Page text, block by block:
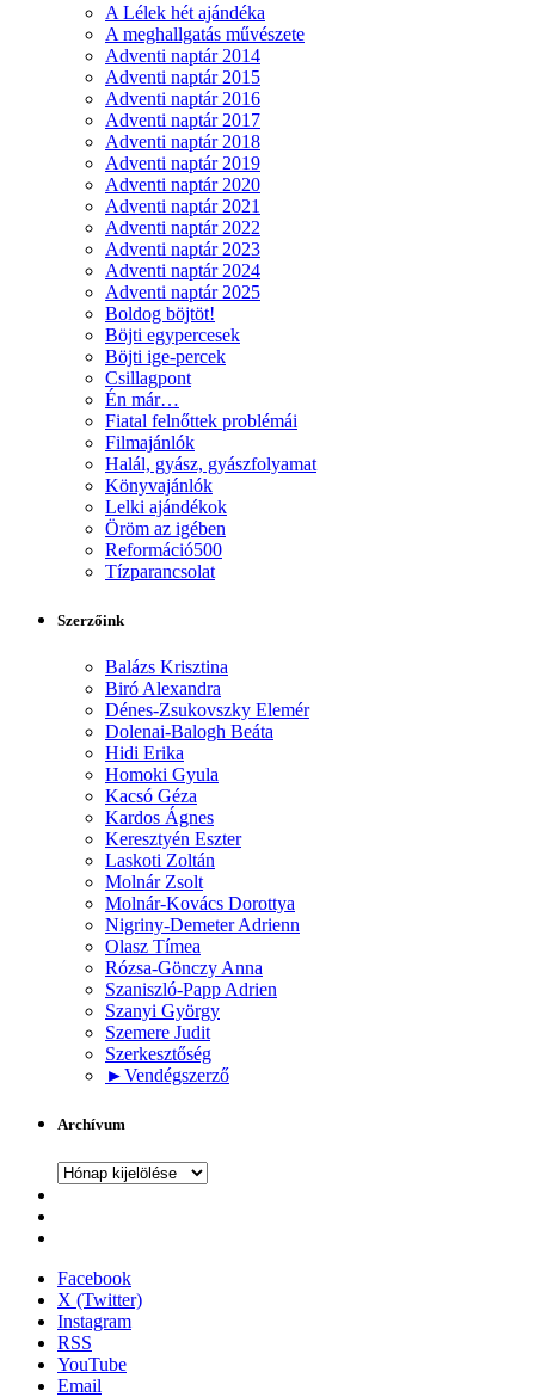
A Lélek hét ajándéka
A meghallgatás művészete
Adventi naptár 2014
Adventi naptár 2015
Adventi naptár 2016
Adventi naptár 2017
Adventi naptár 2018
Adventi naptár 2019
Adventi naptár 2020
Adventi naptár 2021
Adventi naptár 2022
Adventi naptár 2023
Adventi naptár 2024
Adventi naptár 2025
Boldog böjtöt!
Böjti egypercesek
Böjti ige-percek
Csillagpont
Én már…
Fiatal felnőttek problémái
Filmajánlók
Halál, gyász, gyászfolyamat
Könyvajánlók
Lelki ajándékok
Öröm az igében
Reformáció500
Tízparancsolat
Szerzőink
Balázs Krisztina
Biró Alexandra
Dénes-Zsukovszky Elemér
Dolenai-Balogh Beáta
Hidi Erika
Homoki Gyula
Kacsó Géza
Kardos Ágnes
Keresztyén Eszter
Laskoti Zoltán
Molnár Zsolt
Molnár-Kovács Dorottya
Nigriny-Demeter Adrienn
Olasz Tímea
Rózsa-Gönczy Anna
Szaniszló-Papp Adrien
Szanyi György
Szemere Judit
Szerkesztőség
►Vendégszerző
Archívum
Archívum
Facebook
X (Twitter)
Instagram
RSS
YouTube
Email